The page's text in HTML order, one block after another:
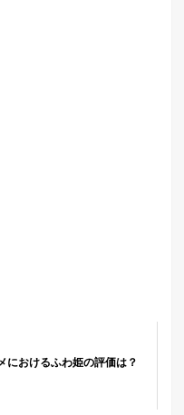
におけるふわ姫の評価は？